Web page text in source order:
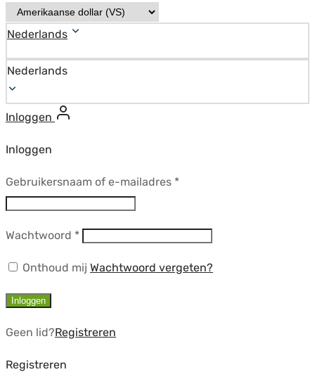
Nederlands
Nederlands
Inloggen
Inloggen
Gebruikersnaam of e-mailadres *Vereist
Wachtwoord *Vereist
Onthoud mij Wachtwoord vergeten?
Inloggen
Geen lid?Registreren
Registreren